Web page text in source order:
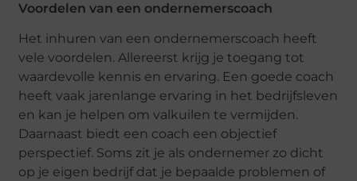
Voordelen van een ondernemerscoach
Het inhuren van een ondernemerscoach heeft
vele voordelen. Allereerst krijg je toegang tot
waardevolle kennis en ervaring. Een goede coach
heeft vaak jarenlange ervaring in het bedrijfsleven
en kan je helpen om valkuilen te vermijden.
Daarnaast biedt een coach een objectief
perspectief. Soms zit je als ondernemer zo dicht
op je eigen bedrijf dat je bepaalde problemen of